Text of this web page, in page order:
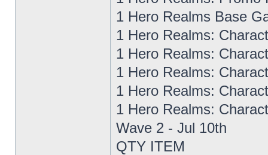
1 Hero Realms Base
1 Hero Realms:
1 Hero Realms:
1 Hero Realms:
1 Hero Realms:
1 Hero Realms:
Wave 2 - Jul 10th
QTY ITEM